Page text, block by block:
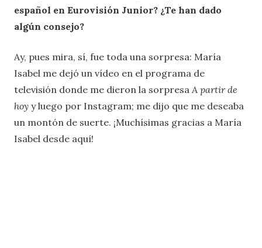
español en Eurovisión Junior? ¿Te han dado
algún consejo?
Ay, pues mira, sí, fue toda una sorpresa: María
Isabel me dejó un vídeo en el programa de
televisión donde me dieron la sorpresa A partir de
hoy y luego por Instagram; me dijo que me deseaba
un montón de suerte. ¡Muchísimas gracias a María
Isabel desde aquí!